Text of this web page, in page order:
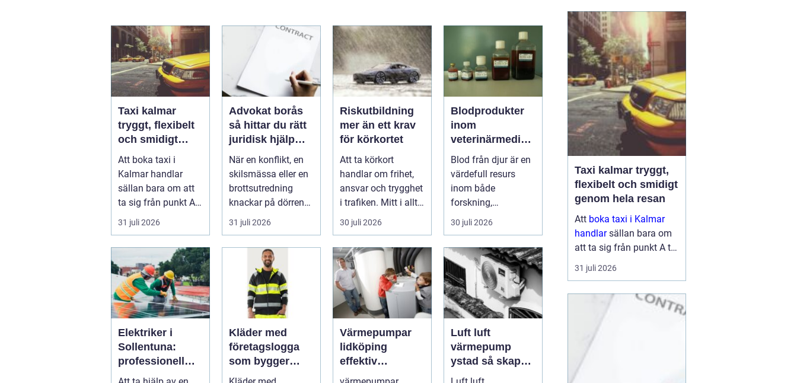
Taxi kalmar
tryggt, flexibelt
och smidigt
genom hela
resan
Att boka taxi i
Kalmar handlar
sällan bara om att
ta sig från punkt A
till punkt B. För
många är res...
31 juli 2026
Advokat borås
så hittar du rätt
juridisk hjälp
när livet
krånglar
När en konflikt, en
skilsmässa eller en
brottsutredning
knackar på dörren
förändras vardagen
snabbt....
31 juli 2026
Riskutbildning
mer än ett krav
för körkortet
Att ta körkort
handlar om frihet,
ansvar och trygghet
i trafiken. Mitt i allt
detta finns
riskutbild...
30 juli 2026
Blodprodukter
inom
veterinärmedici
n funktion,
kvalitet och
användning
Blod från djur är en
värdefull resurs
inom både
forskning,
diagnostik och
veterinärmedicin.
När blod...
30 juli 2026
Elektriker i
Sollentuna:
professionell
hjälp när du
Kläder med
företagslogga
som bygger
varumärke i
Värmepumpar
lidköping
effektiv
uppvärmning för
Luft luft
värmepump
ystad så skapar
du ett behagligt
plats där de g&aum...
Taxi kalmar tryggt,
flexibelt och smidigt
genom hela resan
Att boka taxi i Kalmar
handlarsällan bara om
att ta sig från punkt A till
punkt B. För många är
resan en viktig del av
semestern. En pålitlig
taxiresa kan betyda att
31 juli 2026